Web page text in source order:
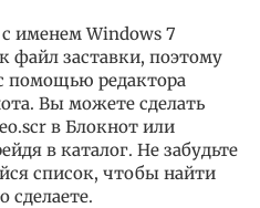
именем Windows 7
файл заставки, поэтому
помощью редактора
Вы можете сделать
в Блокнот или
в каталог. Не забудьте
список, чтобы найти
сделаете.